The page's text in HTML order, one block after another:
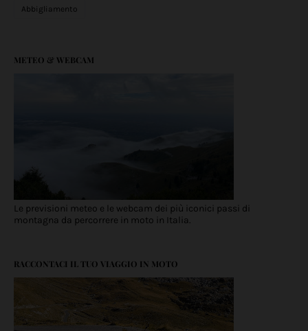
Abbigliamento
METEO & WEBCAM
Le previsioni meteo e le webcam dei più iconici passi di
montagna da percorrere in moto in Italia.
RACCONTACI IL TUO VIAGGIO IN MOTO